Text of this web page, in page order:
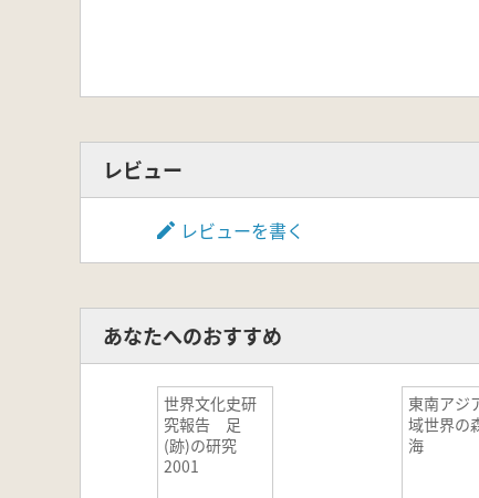
レビュー
レビューを書く
あなたへのおすすめ
世界文化史研
究報告 足
(跡)の研究
2001
東南アジ
域世界の
海